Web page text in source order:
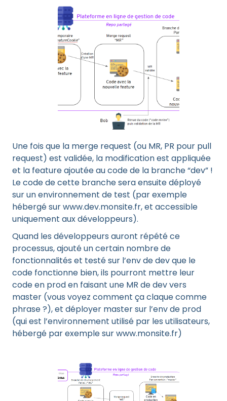
Une fois que la merge request (ou MR, PR pour pull
request) est validée, la modification est appliquée
et la feature ajoutée au code de la branche “dev” !
Le code de cette branche sera ensuite déployé
sur un environnement de test (par exemple
hébergé sur www.dev.monsite.fr, et accessible
uniquement aux développeurs).
Quand les développeurs auront répété ce
processus, ajouté un certain nombre de
fonctionnalités et testé sur l’env de dev que le
code fonctionne bien, ils pourront mettre leur
code en prod en faisant une MR de dev vers
master (vous voyez comment ça claque comme
phrase ?), et déployer master sur l’env de prod
(qui est l’environnement utilisé par les utilisateurs,
hébergé par exemple sur www.monsite.fr)